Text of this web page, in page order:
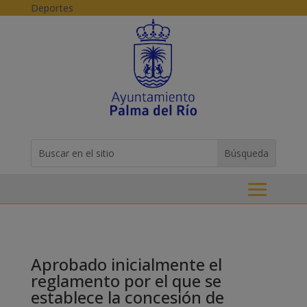
Skip to content
Deportes
for...
Aprobado inicialmente el
reglamento por el que se
establece la concesión de